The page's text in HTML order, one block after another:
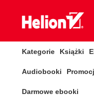
Kategorie Książki
Audiobooki
Darmowe ebooki